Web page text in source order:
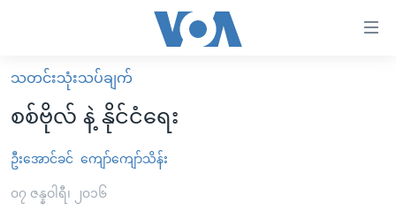
လွယ်ကူ
စေ
Link
များ
မူလစာမျက်နှာ
မြန်မာ
ကမ္ဘာ့သတင်းများ
နိုင်ငံတကာ
ဗွီဒီယို
သတင်းသုံးသပ်ချက်
စစ်ဗိုလ် နဲ့ နိုင်ငံရေး
ဦးအောင်ခင် ကျော်ကျော်သိန်း
၀၇ ဇန္နဝါရီ၊ ၂၀၁၆